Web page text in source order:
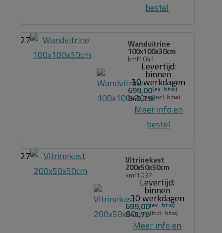
bestel
27 Wandvitrine
100x100x30cm
kmf1041
Levertijd:
binnen
30 werkdagen
699,00
845,79
Meer info en
bestel
27 Vitrinekast
200x50x50cm
kmf1037
Levertijd:
binnen
30 werkdagen
699,00
845,79
Meer info en